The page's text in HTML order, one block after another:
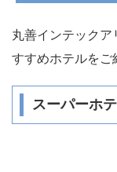
丸善インテック
すすめホテルをご
スーパーホ